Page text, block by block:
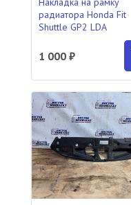
радиатора Honda Fit
Shuttle GP2 LDA
1 000 ₽